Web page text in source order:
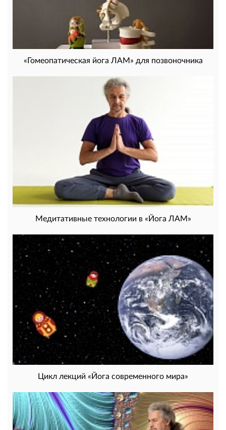
«Гомеопатическая йога ЛАМ» для позвоночника
Медитативные технологии в «Йога ЛАМ»
Цикл лекций «Йога современного мира»